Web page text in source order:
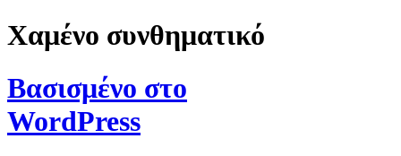
Χαμένο συνθηματικό
Βασισμένο στο
WordPress